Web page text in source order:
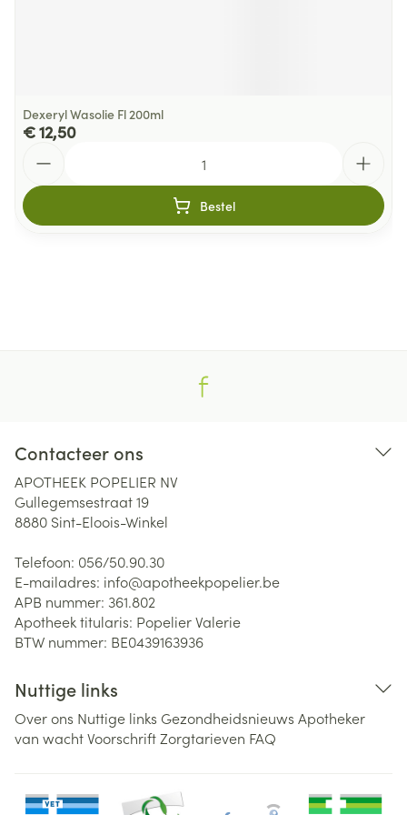
Dexeryl Wasolie Fl 200ml
€ 12,50
Bestel
Contacteer ons
APOTHEEK POPELIER NV
Gullegemsestraat 19
8880 Sint-Eloois-Winkel
Telefoon: 056/50.90.30
E-mailadres: info@apotheekpopelier.be
APB nummer: 361.802
Apotheek titularis: Popelier Valerie
BTW nummer: BE0439163936
Nuttige links
Over ons Nuttige links Gezondheidsnieuws Apotheker
van wachtVoorschriftZorgtarieven FAQ